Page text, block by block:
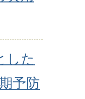
した
予防